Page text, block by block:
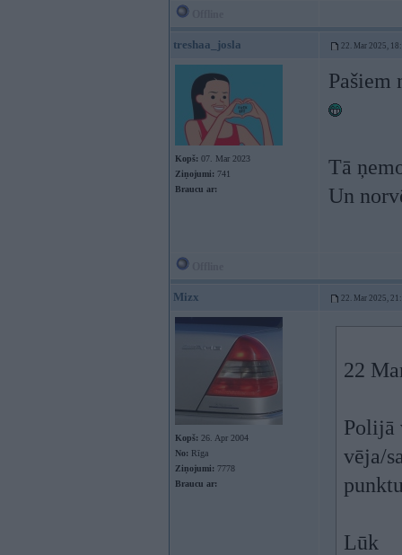
treshaa_josla 22. Mar 2025,
Kopš: 07. Mar 2023
Ziņojumi: 741
Braucu ar:
Pašiem
Tā
Un
Mizx 22. Mar 2025,
Kopš: 26. Apr 2004
No: Rīga
Ziņojumi: 7778
Braucu ar:
22
Polijā
vēja/
Lūk